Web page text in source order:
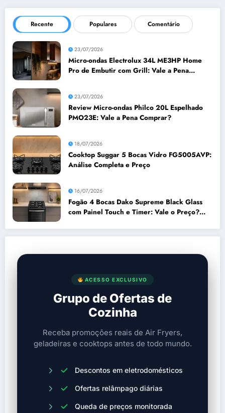
Recente Populares Comentário
23/07/2026
Micro-ondas Electrolux 34L ME3HP Home
Pro de Embutir com Grill: Vale a Pena
23/07/2026
Review Micro-ondas Philco 20L Espelhado
PMO23E: Vale a Pena Comprar?
18/07/2026
Cooktop Suggar 5 Bocas Vidro FG5005AVP:
Análise Completa e Preço
16/07/2026
Fogão 4 Bocas Dako Supreme Black Glass
com Painel Touch e Timer: Vale o Preço?
ACESSO EXCLUSIVO
Grupo de Ofertas de
Cozinha
Receba promoções reais de Air Fryers,
geladeiras e cooktops antes de todo mundo.
Descontos em eletrodomésticos
Ofertas relâmpago diárias
Queda de preços monitorada